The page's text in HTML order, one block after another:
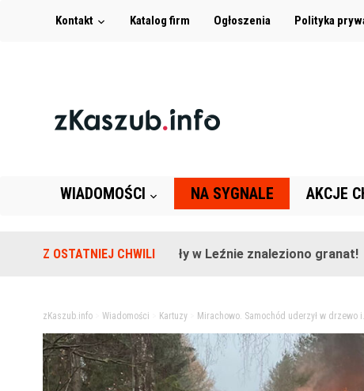
Kontakt Katalog firm Ogłoszenia Polityka
WIADOMOŚCI NA SYGNALE AKCJE
Z OSTATNIEJ CHWILI
Na terenie szkoły w Leźnie znaleziono granat! 2 lata
zKaszub.info> Wiadomości Kartuzy> Mirachowo. Samochód uderzył w drzewo